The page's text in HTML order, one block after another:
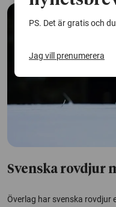
Svenska rovdjur
Överlag har svenska rovdjur
PS. Det är gratis och
Jag vill prenumerera